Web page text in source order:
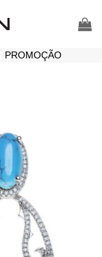
PROMOÇÃO